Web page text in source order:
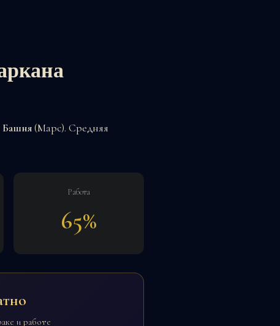
Башня(Марс). Средняя
Работа
65%
и работе